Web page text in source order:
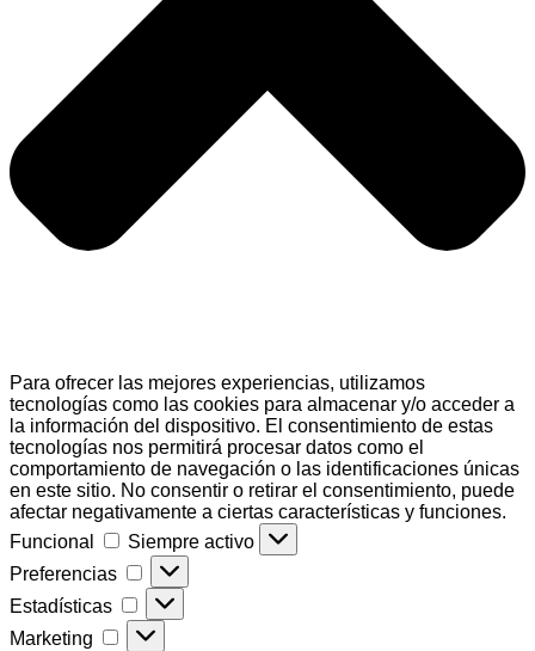
Para ofrecer las mejores experiencias, utilizamos
tecnologías como las cookies para almacenar y/o acceder a
la información del dispositivo. El consentimiento de estas
tecnologías nos permitirá procesar datos como el
comportamiento de navegación o las identificaciones únicas
en este sitio. No consentir o retirar el consentimiento, puede
afectar negativamente a ciertas características y funciones.
Funcional
Funcional
Siempre activo
Preferencias
Preferencias
Estadísticas Estadísticas
Marketing Marketing